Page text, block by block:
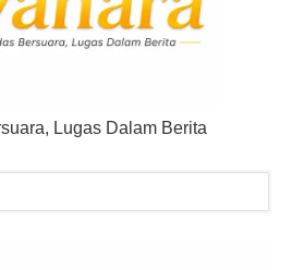
Lugas Dalam Berita